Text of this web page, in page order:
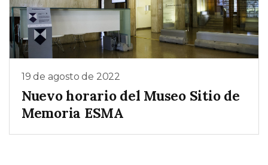
19 de agosto de 2022
Nuevo horario del Museo Sitio de
Memoria ESMA